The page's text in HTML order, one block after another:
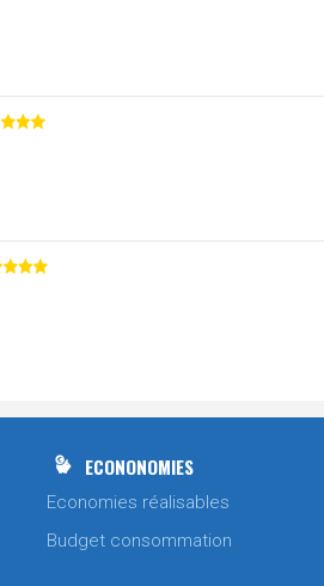
ECONONOMIES
Economies réalisables
Budget consommation